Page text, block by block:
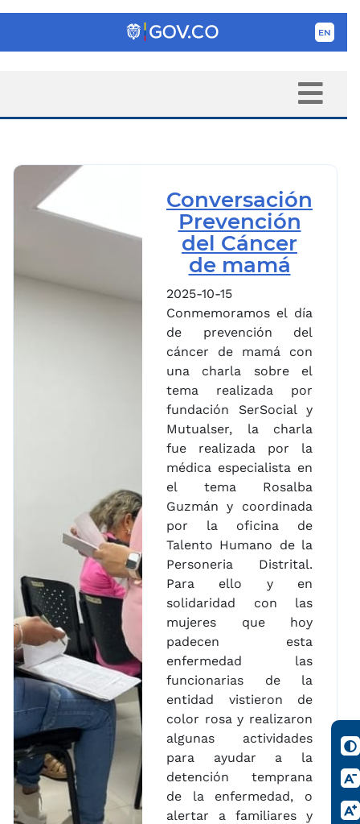
Conversación
Prevención
del Cáncer
de mamá
2025-10-15
Conmemoramos el día
de prevención del
cáncer de mamá con
una charla sobre el
tema realizada por
fundación SerSocial y
Mutualser, la charla
fue realizada por la
médica especialista en
el tema Rosalba
Guzmán y coordinada
por la oficina de
Talento Humano de la
Personeria Distrital.
Para ello y en
solidaridad con las
mujeres que hoy
padecen esta
enfermedad las
funcionarias de la
entidad vistieron de
color rosa y realizaron
algunas actividades
para ayudar a la
detención temprana
de la enfermedad, o
alertar a familiares y